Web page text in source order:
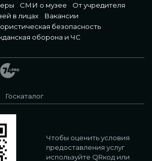
СМИ о музее
От учредителя
в лицах
Вакансии
безопасность
оборона и ЧС
Госкаталог
Чтобы оценить условия
предоставления услуг
используйте QRкод или